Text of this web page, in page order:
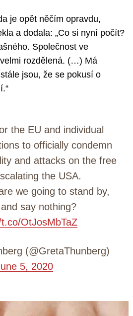
je opět něčím opravdu,
a dodala: „Co si nyní počít?
Společnost ve
rozdělená. (…) Má
jsou, že se pokusí o
the EU and individual
to officially condemn
and attacks on the free
the USA.
we going to stand by,
say nothing?
OtJosMbTaZ
(@GretaThunberg)
5, 2020